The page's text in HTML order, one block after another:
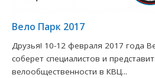
Вело Парк 2017
Друзья! 10-12 февраля 2017 года
соберет специалистов и
велообщественности в КВЦ...